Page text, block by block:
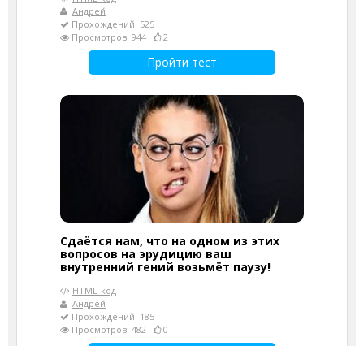
Андрей
Прохождений: 525
Просмотров: 944
2
Пройти тест
Сдаётся нам, что на одном из этих
вопросов на эрудицию ваш
внутренний гений возьмёт паузу!
HTML-код
Андрей
Прохождений: 185
Просмотров: 482
0